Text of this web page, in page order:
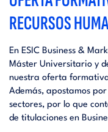
RECURSOS
En ESIC Business &
Máster Universitario y
nuestra oferta
Además, apostamos
sectores, por lo que
de titulaciones en